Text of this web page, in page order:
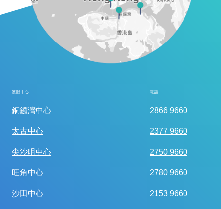
護眼中心 電話
銅鑼灣中心 2866 9660
太古中心 2377 9660
尖沙咀中心 2750 9660
旺角中心 2780 9660
沙田中心 2153 9660